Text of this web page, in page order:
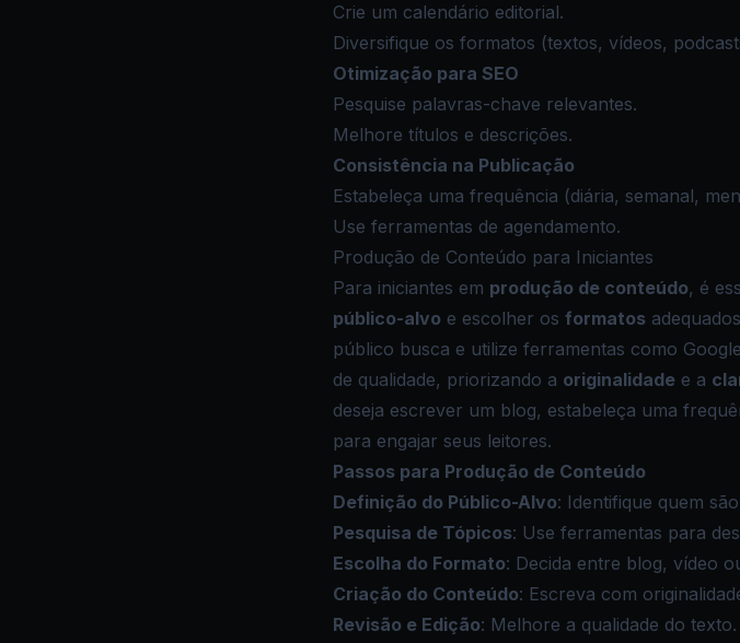
Crie um calendário editorial.
Diversifique os formatos (textos, vídeos,
Otimização para SEO
Pesquise palavras-chave relevantes.
Melhore títulos e descrições.
Consistência na Publicação
Estabeleça uma frequência (diária, semanal,
Use ferramentas de agendamento.
Produção de Conteúdo para Iniciantes
Para iniciantes em produção de conteúdo, é
público-alvo e escolher os formatos
público busca e utilize ferramentas como
de qualidade, priorizando a originalidade e a
deseja escrever um blog, estabeleça uma
para engajar seus leitores.
Passos para Produção de Conteúdo
Definição do Público-Alvo: Identifique quem
Pesquisa de Tópicos: Use ferramentas para
Escolha do Formato: Decida entre blog, vídeo
Criação do Conteúdo: Escreva com
Revisão e Edição: Melhore a qualidade do texto.